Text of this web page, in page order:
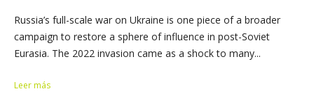
Russia’s full-scale war on Ukraine is one piece of a broader
campaign to restore a sphere of influence in post-Soviet
Eurasia. The 2022 invasion came as a shock to many...
Leer más